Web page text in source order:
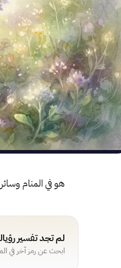
هو في المنام
لم تجد تفسير
ابحث عن رمز آخر في